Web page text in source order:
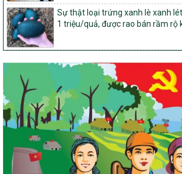
phạm vi quản lý nhà nước của Bộ Nông
417/QĐ-BNNMT
Phê duyệt Chương trình mục tiêu quốc gia
mới, giảm nghèo bền vững và phát triển
đoạn I: Từ năm 2026 đến năm 2030
Nghị quyết số 08/2026/NQ-HĐND
Quy định nguyên tắc, tiêu chí, định mức phân
ương thực hiện Chương trình mục tiêu
thôn mới, giảm nghèo bền vững và phát
vùng đồng bào dân tộc thiểu số và miền
2030 trên địa bàn tỉnh Nghệ An
Chỉ Thị số 22-CT/TU
Sự thật loại trứng xanh lè xanh
1 triệu/quả, được rao bán rầm rộ